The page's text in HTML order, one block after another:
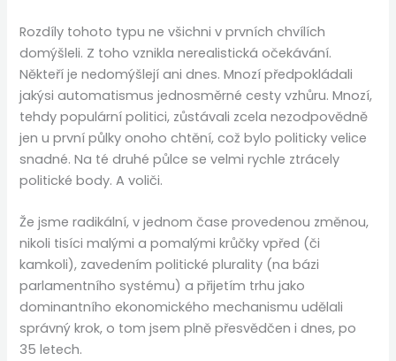
Rozdíly tohoto typu ne všichni v prvních chvílích
domýšleli. Z toho vznikla nerealistická očekávání.
Někteří je nedomýšlejí ani dnes. Mnozí předpokládali
jakýsi automatismus jednosměrné cesty vzhůru. Mnozí,
tehdy populární politici, zůstávali zcela nezodpovědně
jen u první půlky onoho chtění, což bylo politicky velice
snadné. Na té druhé půlce se velmi rychle ztrácely
politické body. A voliči.
Že jsme radikální, v jednom čase provedenou změnou,
nikoli tisíci malými a pomalými krůčky vpřed (či
kamkoli), zavedením politické plurality (na bázi
parlamentního systému) a přijetím trhu jako
dominantního ekonomického mechanismu udělali
správný krok, o tom jsem plně přesvědčen i dnes, po
35 letech.